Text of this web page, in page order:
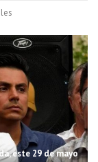
este 29 de mayo